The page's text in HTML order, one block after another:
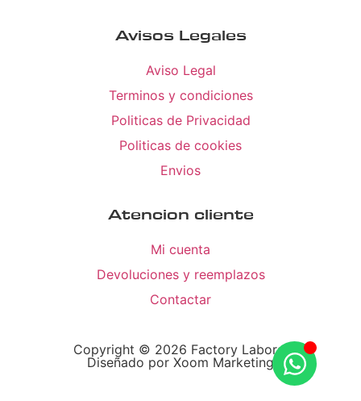
Avisos Legales
Aviso Legal
Terminos y condiciones
Politicas de Privacidad
Politicas de cookies
Envios
Atencion cliente
Mi cuenta
Devoluciones y reemplazos
Contactar
Copyright © 2026 Factory Laboral
Diseñado por Xoom Marketing